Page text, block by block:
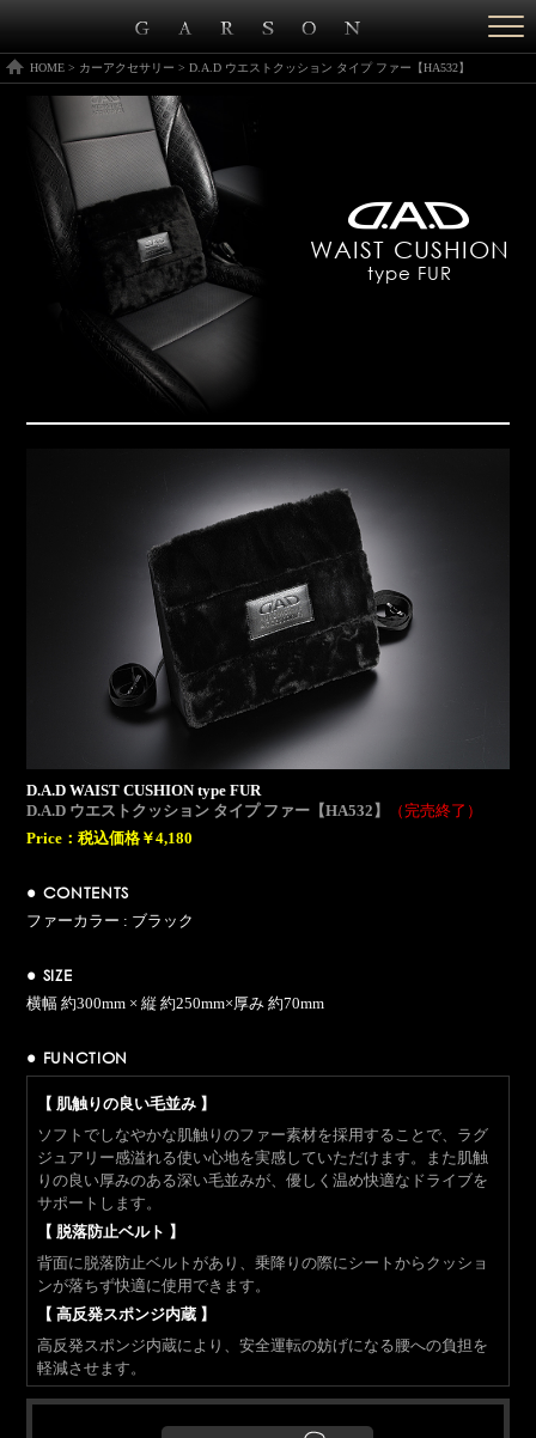
HOME > カーアクセサリー > D.A.D ウエストクッション タイプ ファー【HA532】
WAIST CUSHION
type FUR
D.A.D WAIST CUSHION type FUR
D.A.D ウエストクッション タイプ ファー【HA532】
（完売終了）
Price：税込価格￥4,180
● CONTENTS
ファーカラー : ブラック
● SIZE
横幅 約300mm × 縦 約250mm×厚み 約70mm
● FUNCTION
【 肌触りの良い毛並み 】
ソフトでしなやかな肌触りのファー素材を採用することで、ラグ
ジュアリー感溢れる使い心地を実感していただけます。また肌触
りの良い厚みのある深い毛並みが、優しく温め快適なドライブを
サポートします。
【 脱落防止ベルト 】
背面に脱落防止ベルトがあり、乗降りの際にシートからクッショ
ンが落ちず快適に使用できます。
【 高反発スポンジ内蔵 】
高反発スポンジ内蔵により、安全運転の妨げになる腰への負担を
軽減させます。